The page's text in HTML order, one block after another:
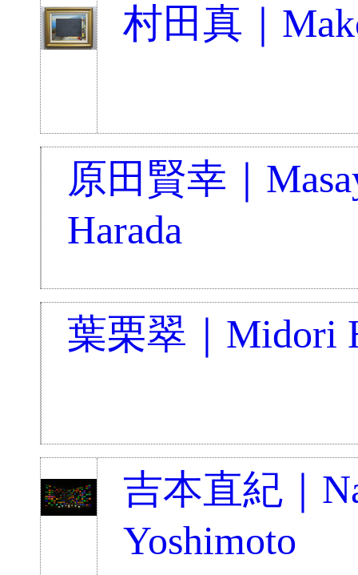
村田真｜
原田賢幸｜
Harada
葉栗翠｜Midori
吉本直紀｜
Yoshimoto